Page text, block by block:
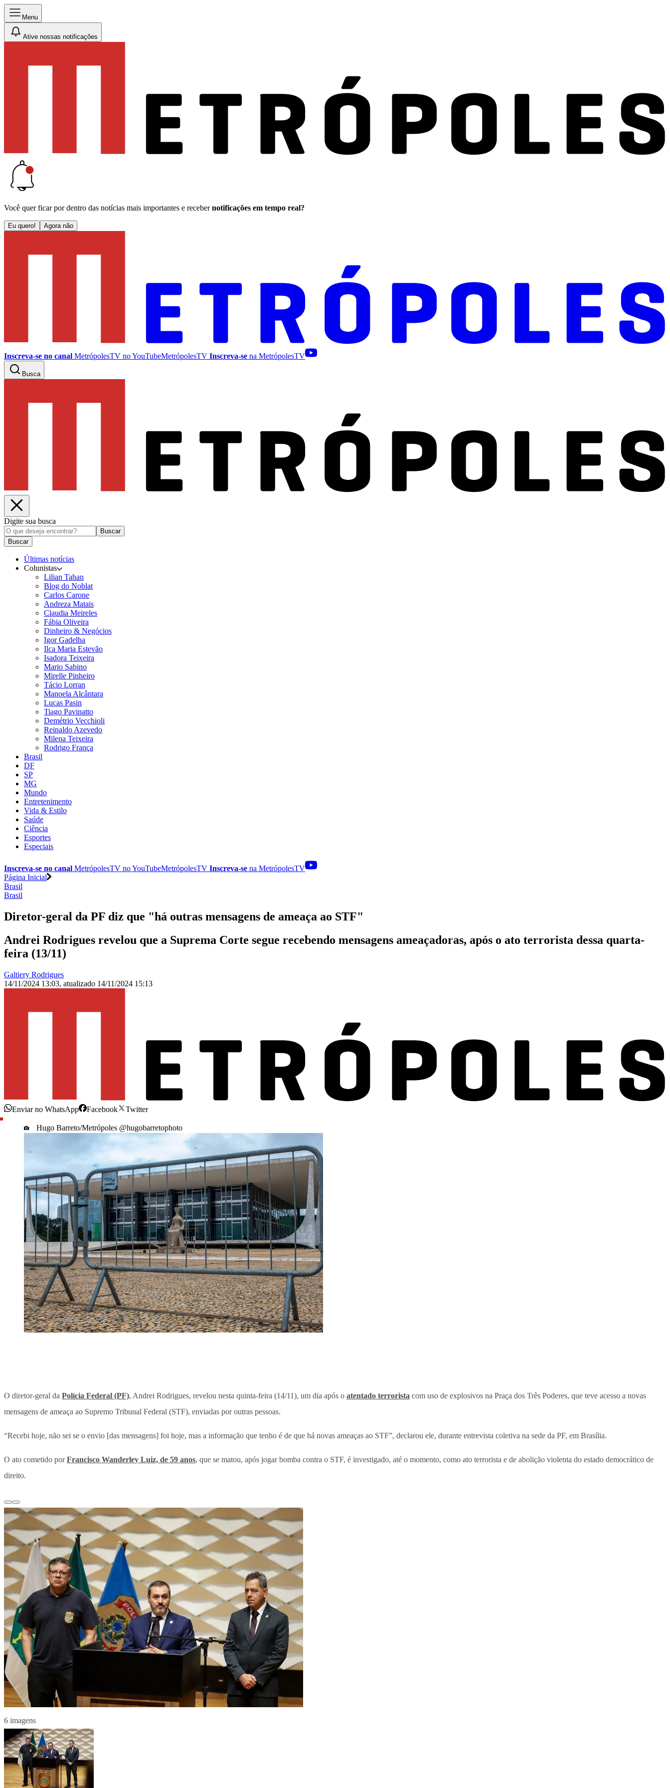
Menu
Ative nossas notificações
Você quer ficar por dentro das notícias mais importantes e receber notificações em tempo real?
Eu quero! Agora não
Inscreva-se no canal MetrópolesTV noYouTubeMetrópolesTV Inscreva-se na MetrópolesTV
Busca
Digite sua busca
Buscar
Buscar
Últimas notícias
Colunistas
Lilian Tahan
Blog do Noblat
Carlos Carone
Andreza Matais
Claudia Meireles
Fábia Oliveira
Dinheiro & Negócios
Igor Gadelha
Ilca Maria Estevão
Isadora Teixeira
Mario Sabino
Mirelle Pinheiro
Tácio Lorran
Manoela Alcântara
Lucas Pasin
Tiago Pavinatto
Demétrio Vecchioli
Reinaldo Azevedo
Milena Teixeira
Rodrigo França
Brasil
DF
SP
MG
Mundo
Entretenimento
Vida & Estilo
Saúde
Ciência
Esportes
Especiais
Inscreva-se no canal MetrópolesTV noYouTubeMetrópolesTV Inscreva-se na MetrópolesTV
Página Inicial
Brasil
Brasil
Diretor-geral da PF diz que "há outras mensagens de ameaça ao STF"
Andrei Rodrigues revelou que a Suprema Corte segue recebendo mensagens ameaçadoras, após o ato terrorista dessa quarta-
feira (13/11)
Galtiery Rodrigues
14/11/2024 13:03, atualizado 14/11/2024 15:13
Enviar no WhatsApp Facebook Twitter
Hugo Barreto/Metrópoles @hugobarretophoto
O diretor-geral da Polícia Federal (PF), Andrei Rodrigues, revelou nesta quinta-feira (14/11), um dia após o atentado terrorista com uso de explosivos na Praça dos Três Poderes, que teve acesso a novas
mensagens de ameaça ao Supremo Tribunal Federal (STF), enviadas por outras pessoas.
“Recebi hoje, não sei se o envio [das mensagens] foi hoje, mas a informação que tenho é de que há novas ameaças ao STF”, declarou ele, durante entrevista coletiva na sede da PF, em Brasília.
O ato cometido porFrancisco Wanderley Luiz, de 59 anos, que se matou, após jogar bomba contra o STF, é investigado, até o momento, como ato terrorista e de abolição violenta do estado democrático de
direito.
6 imagens